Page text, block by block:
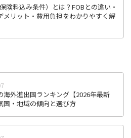
険料込み条件）とは？FOBとの違い・
メリット・費用負担をわかりやすく解
海外進出国ランキング【2026年最新
国・地域の傾向と選び方